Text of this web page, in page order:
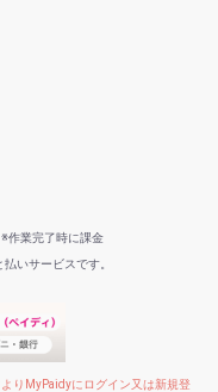
作業完了時に課金
いサービスです。
りMyPaidyにログイン又は新規登